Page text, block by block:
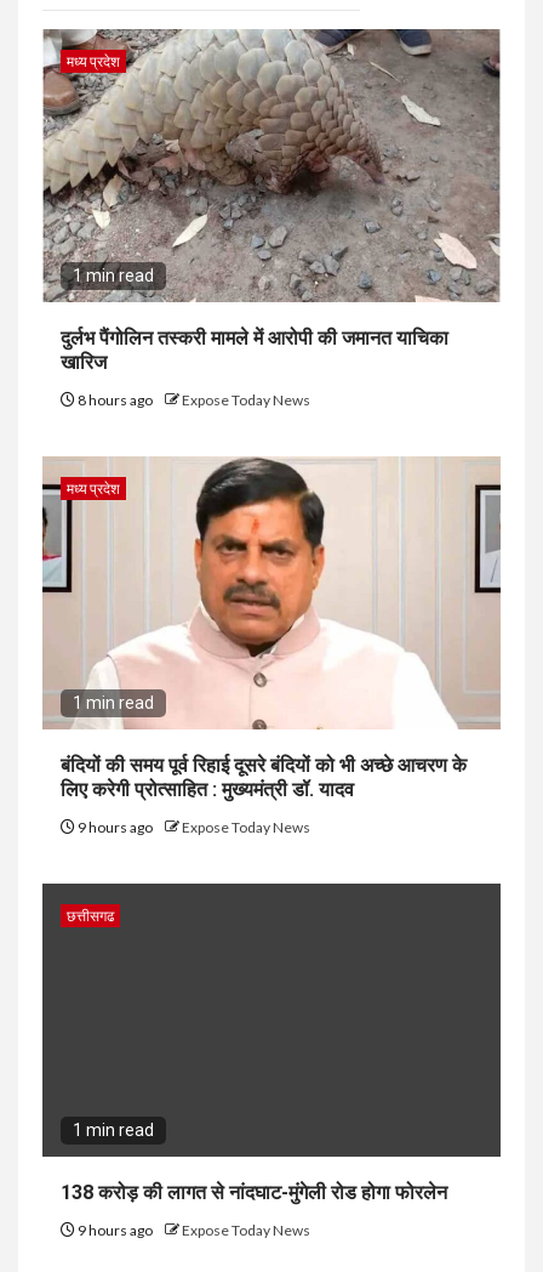
मध्य प्रदेश
1 min read
दुर्लभ पैंगोलिन तस्करी मामले में आरोपी की जमानत याचिका
खारिज
8 hours ago Expose Today News
मध्य प्रदेश
1 min read
बंदियों की समय पूर्व रिहाई दूसरे बंदियों को भी अच्छे आचरण के
लिए करेगी प्रोत्साहित : मुख्यमंत्री डॉ. यादव
9 hours ago Expose Today News
छत्तीसगढ
1 min read
138 करोड़ की लागत से नांदघाट-मुंगेली रोड होगा फोरलेन
9 hours ago Expose Today News